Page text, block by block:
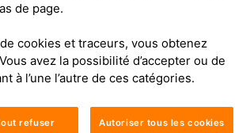
de page.
cookies et traceurs, vous obtenez
avez la possibilité d’accepter ou de
à l’une l’autre de ces catégories.
refuser Autoriser tous les cookies